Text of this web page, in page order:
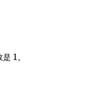
是 11。